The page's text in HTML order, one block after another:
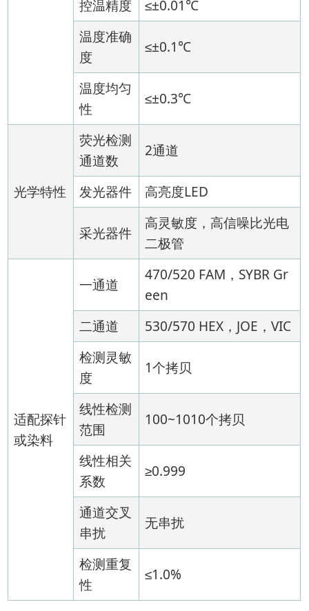
控温精度
≤±0.01℃
温度准确
度
≤±0.1℃
温度均匀
性
≤±0.3℃
光学特性
荧光检测
通道数
2通道
发光器件 高亮度LED
采光器件
高灵敏度，高信噪比光电
二极管
适配探针
或染料
一通道
470/520 FAM，SYBR Gr
een
二通道
530/570 HEX，JOE，VIC
检测灵敏
度
1个拷贝
线性检测
范围
100~1010个拷贝
线性相关
系数
≥0.999
通道交叉
串扰
无串扰
检测重复
性
≤1.0%